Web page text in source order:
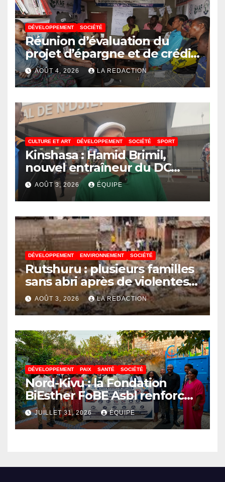
DÉVELOPPEMENT SOCIÉTÉ
Réunion d’évaluation du
projet d’épargne et de crédit
de JIRANI MSAADA Asbl : des
résultats encourageants et
une expansion annoncée
AOÛT 4, 2026 LA REDACTION
CULTURE ET ART DÉVELOPPEMENT SOCIÉTÉ SPORT
Kinshasa : Hamid Brimil,
nouvel entraîneur du DC
Virunga sur place, cap sur les
préparatifs de la Coupe de la
Confédération de la CAF
AOÛT 3, 2026 ÉQUIPE
DÉVELOPPEMENT ENVIRONNEMENT SOCIÉTÉ
Rutshuru : plusieurs familles
sans abri après de violentes
intempéries à Vitshumbi
AOÛT 3, 2026 LA REDACTION
DÉVELOPPEMENT PAIX SANTÉ SOCIÉTÉ
Nord-Kivu : la Fondation
BiEsther FoBE Asbl renforce
les capacités des acteurs
communautaires sur la
prévention d’Ebola
JUILLET 31, 2026 ÉQUIPE